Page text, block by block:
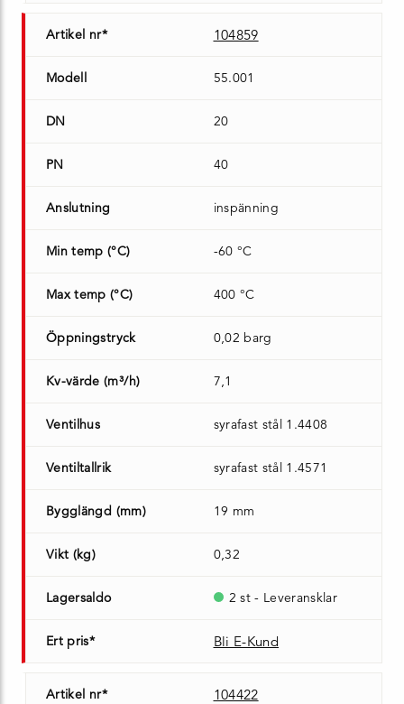
Artikel nr* 104859
Modell 55.001
DN 20
PN 40
Anslutning inspänning
Min temp (°C) -60 °C
Max temp (°C) 400 °C
Öppningstryck 0,02 barg
Kv-värde (m³/h) 7,1
Ventilhus syrafast stål 1.4408
Ventiltallrik syrafast stål 1.4571
Bygglängd (mm) 19 mm
Vikt (kg) 0,32
Lagersaldo 2 st - Leveransklar
Ert pris* Bli E-Kund
Artikel nr* 104422